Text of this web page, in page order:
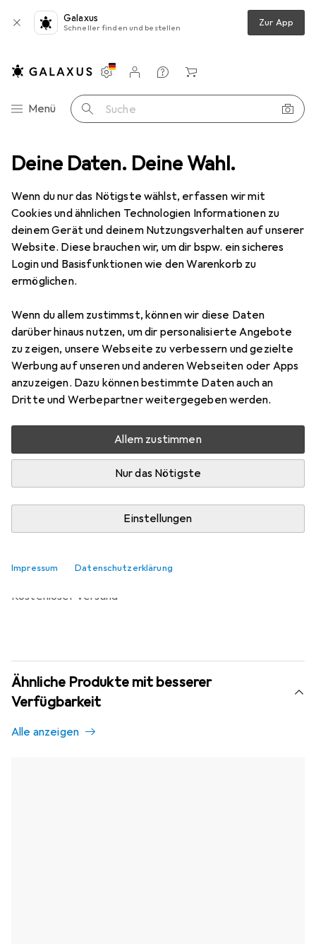
Deine Daten. Deine Wahl.
Wenn du nur das Nötigste wählst, erfassen wir mit
Cookies und ähnlichen Technologien Informationen zu
deinem Gerät und deinem Nutzungsverhalten auf unserer
Website. Diese brauchen wir, um dir bspw. ein sicheres
Login und Basisfunktionen wie den Warenkorb zu
ermöglichen.
Wenn du allem zustimmst, können wir diese Daten
darüber hinaus nutzen, um dir personalisierte Angebote
zu zeigen, unsere Webseite zu verbessern und gezielte
Werbung auf unseren und anderen Webseiten oder Apps
anzuzeigen. Dazu können bestimmte Daten auch an
Dritte und Werbepartner weitergegeben werden.
Allem zustimmen
Nur das Nötigste
Einstellungen
Impressum Datenschutzerklärung
Galaxus
Schneller finden und bestellen Zur App
Navigation nach Kategorien
Menü Suche
Einstellungen
Kundenkonto
Vergleichslisten
Merklisten
Warenkorb
Netzwerk Switch Cisco CATALYST 2960 PLUS 24 10/100
2 Bilder
CiscoCATALYST 2960 PLUS 24 10/100
Preis in EUR inkl. MwSt.
EUR
306,61
Bewertungen
Zwischen Di, 18.8. und Fr, 21.8. geliefert
Benachrichtigen, wenn schneller verfügbar
Lieferort angeben für genaue Lieferzeit
In den Warenkorb
kostenloser Versand
Ähnliche Produkte mit besserer
Verfügbarkeit
Alle anzeigen